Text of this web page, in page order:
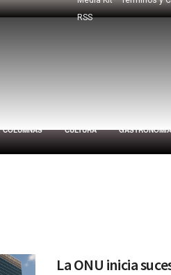
RSS
COLUMNAS CULTURA GASTRONOMÍA
La ONU inicia